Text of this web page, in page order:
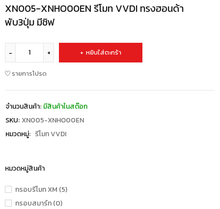
หมวดหมู่สินค้า
กรอบรีโมท XM (5)
กรอบสมาร์ท (0)
XN005-XNHO00EN รีโมท VVDI ทรงฮอนด้า
พับ3ปุ่ม มีชิฟ
หยิบใส่ตะกร้า
รายการโปรด
จำนวนสินค้า: มีสินค้าในสต๊อก
SKU: XN005-XNHO00EN
หมวดหมู่: รีโมท VVDI